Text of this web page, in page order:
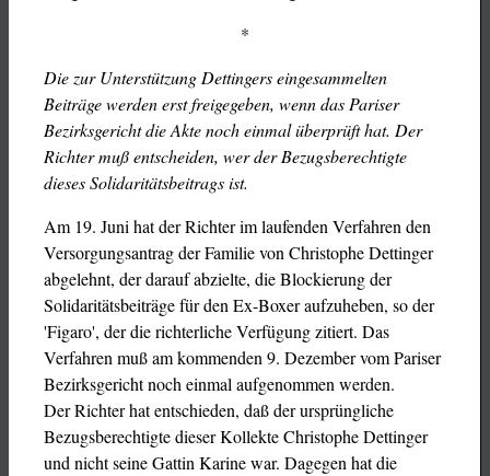
*
Die zur Unterstützung Dettingers eingesammelten
Beiträge werden erst freigegeben, wenn das Pariser
Bezirksgericht die Akte noch einmal überprüft hat. Der
Richter muß entscheiden, wer der Bezugsberechtigte
dieses Solidaritätsbeitrags ist.
Am 19. Juni hat der Richter im laufenden Verfahren den
Versorgungsantrag der Familie von Christophe Dettinger
abgelehnt, der darauf abzielte, die Blockierung der
Solidaritätsbeiträge für den Ex-Boxer aufzuheben, so der
'Figaro', der die richterliche Verfügung zitiert. Das
Verfahren muß am kommenden 9. Dezember vom Pariser
Bezirksgericht noch einmal aufgenommen werden.
Der Richter hat entschieden, daß der ursprüngliche
Bezugsberechtigte dieser Kollekte Christophe Dettinger
und nicht seine Gattin Karine war. Dagegen hat die